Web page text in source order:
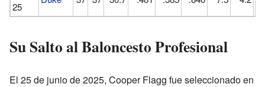
25
Su Salto al Baloncesto Profesional
El 25 de junio de 2025, Cooper Flagg fue seleccionado en